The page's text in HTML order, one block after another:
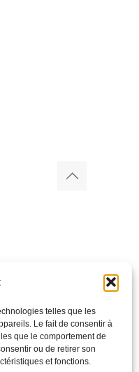
telles que les
Le fait de consentir à
que le comportement de
ou de retirer son
et fonctions.